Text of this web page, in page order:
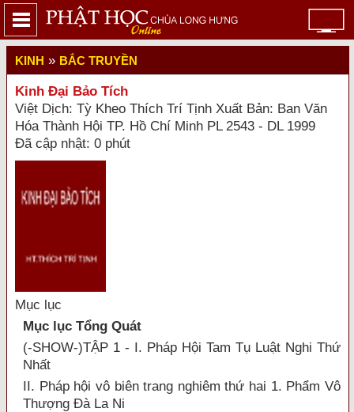
KINH » BẮC TRUYỀN
Kinh Đại Bảo Tích
Việt Dịch: Tỳ Kheo Thích Trí Tịnh Xuất Bản: Ban Văn
Hóa Thành Hội TP. Hồ Chí Minh PL 2543 - DL 1999
Đã cập nhật: 0 phút
Mục lục
Mục lục Tổng Quát
(-SHOW-)TẬP 1 - I. Pháp Hội Tam Tụ Luật Nghi Thứ
Nhất
II. Pháp hội vô biên trang nghiêm thứ hai 1. Phẩm Vô
Thượng Đà La Ni